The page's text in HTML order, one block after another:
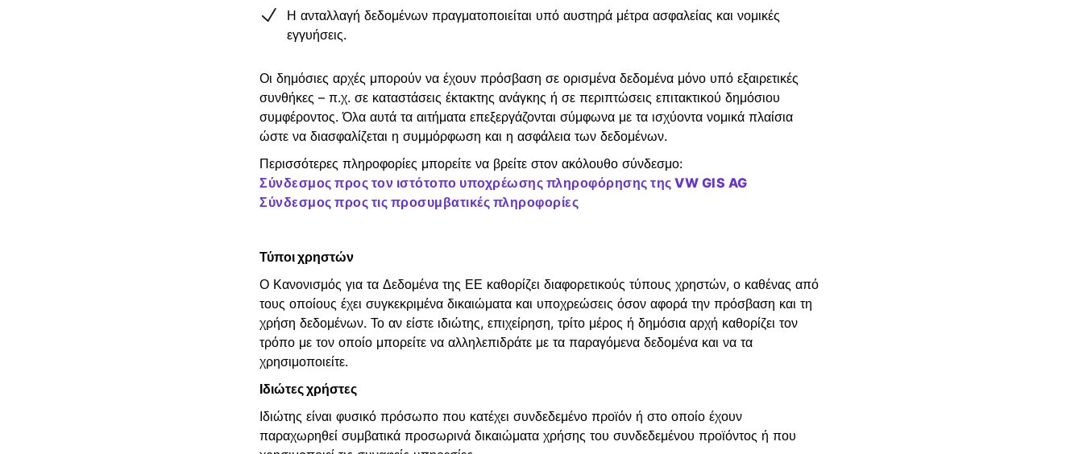
Η ανταλλαγή δεδομένων πραγματοποιείται υπό αυστηρά μέτρα ασφαλείας και νομικές
εγγυήσεις.
Οι δημόσιες αρχές μπορούν να έχουν πρόσβαση σε ορισμένα δεδομένα μόνο υπό εξαιρετικές
συνθήκες – π.χ. σε καταστάσεις έκτακτης ανάγκης ή σε περιπτώσεις επιτακτικού δημόσιου
συμφέροντος. Όλα αυτά τα αιτήματα επεξεργάζονται σύμφωνα με τα ισχύοντα νομικά πλαίσια
ώστε να διασφαλίζεται η συμμόρφωση και η ασφάλεια των δεδομένων.
Περισσότερες πληροφορίες μπορείτε να βρείτε στον ακόλουθο σύνδεσμο:
Σύνδεσμος προς τον ιστότοπο υποχρέωσης πληροφόρησης της VW GIS AG
Σύνδεσμος προς τις προσυμβατικές πληροφορίες
Τύποι χρηστών
Ο Κανονισμός για τα Δεδομένα της ΕΕ καθορίζει διαφορετικούς τύπους χρηστών, ο καθένας από
τους οποίους έχει συγκεκριμένα δικαιώματα και υποχρεώσεις όσον αφορά την πρόσβαση και τη
χρήση δεδομένων. Το αν είστε ιδιώτης, επιχείρηση, τρίτο μέρος ή δημόσια αρχή καθορίζει τον
τρόπο με τον οποίο μπορείτε να αλληλεπιδράτε με τα παραγόμενα δεδομένα και να τα
χρησιμοποιείτε.
Ιδιώτες χρήστες
Ιδιώτης είναι φυσικό πρόσωπο που κατέχει συνδεδεμένο προϊόν ή στο οποίο έχουν
παραχωρηθεί συμβατικά προσωρινά δικαιώματα χρήσης του συνδεδεμένου προϊόντος ή που